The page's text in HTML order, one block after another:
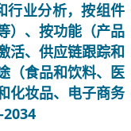
行业分析，按组件
）、按功能（产品
活、供应链跟踪和
（食品和饮料、医
化妆品、电子商务
2034